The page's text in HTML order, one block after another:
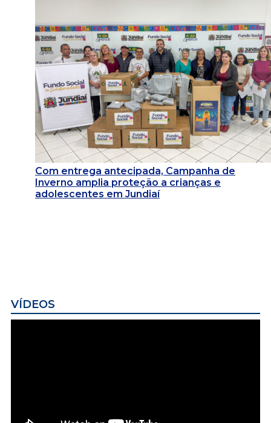
Com entrega antecipada, Campanha de
Inverno amplia proteção a crianças e
adolescentes em Jundiaí
VÍDEOS